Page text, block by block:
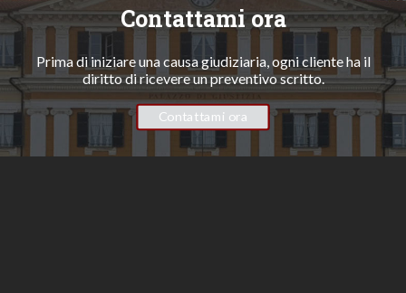
Contattami ora
Prima di iniziare una causa giudiziaria, ogni cliente ha il
diritto di ricevere un preventivo scritto.
Contattami ora